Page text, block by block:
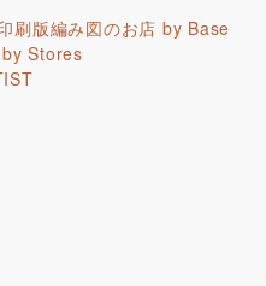
刷版編み図のお店 by Base
by Stores